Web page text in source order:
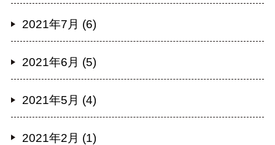
2021年7月 (6)
2021年6月 (5)
2021年5月 (4)
2021年2月 (1)